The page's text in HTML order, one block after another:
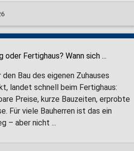
oder Fertighaus? Wann sich ...
den Bau des eigenen Zuhauses
landet schnell beim Fertighaus:
Preise, kurze Bauzeiten, erprobte
Für viele Bauherren ist das ein
– aber nicht ...